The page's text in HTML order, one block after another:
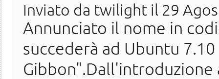
Inviato da twilight il 29
Annunciato il nome in
succederà ad Ubuntu 7.10
Gibbon".Dall'introduzione